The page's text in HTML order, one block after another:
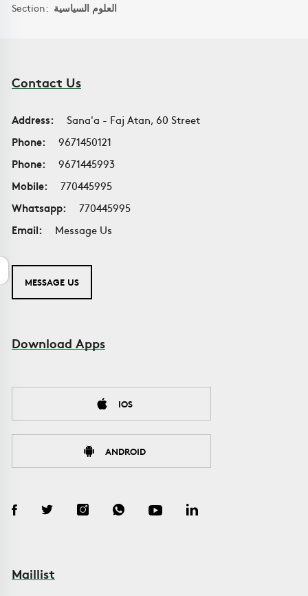
Section: العلوم السياسية
Contact Us
Address:
Sana'a - Faj Atan, 60 Street
Phone:
9671450121
Phone:
9671445993
Mobile:
770445995
Whatsapp:
770445995
Email:
Message Us
MESSAGE US
Download Apps
IOS
ANDROID
Maillist